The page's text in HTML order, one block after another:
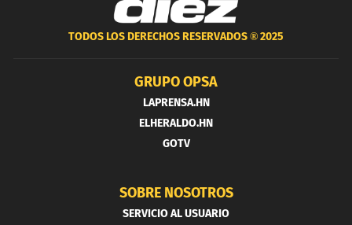
TODOS LOS DERECHOS RESERVADOS ®2025
GRUPO OPSA
LAPRENSA.HN
ELHERALDO.HN
GOTV
SOBRE NOSOTROS
SERVICIO AL USUARIO